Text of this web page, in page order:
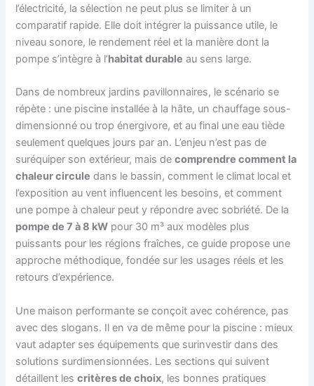
l’électricité, la sélection ne peut plus se limiter à un
comparatif rapide. Elle doit intégrer la puissance utile, le
niveau sonore, le rendement réel et la manière dont la
pompe s’intègre à l’habitat durable au sens large.
Dans de nombreux jardins pavillonnaires, le scénario se
répète : une piscine installée à la hâte, un chauffage sous-
dimensionné ou trop énergivore, et au final une eau tiède
seulement quelques jours par an. L’enjeu n’est pas de
suréquiper son extérieur, mais decomprendre comment la
chaleur circule dans le bassin, comment le climat local et
l’exposition au vent influencent les besoins, et comment
une pompe à chaleur peut y répondre avec sobriété. De la
pompe de 7 à 8 kW pour 30 m³ aux modèles plus
puissants pour les régions fraîches, ce guide propose une
approche méthodique, fondée sur les usages réels et les
retours d’expérience.
Une maison performante se conçoit avec cohérence, pas
avec des slogans. Il en va de même pour la piscine : mieux
vaut adapter ses équipements que surinvestir dans des
solutions surdimensionnées. Les sections qui suivent
détaillent lescritères de choix, les bonnes pratiques